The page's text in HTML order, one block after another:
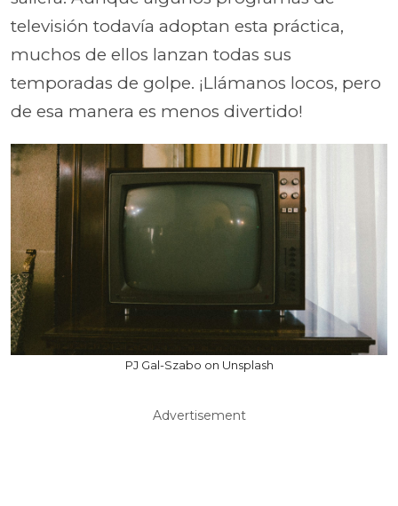
televisión todavía adoptan esta práctica,
muchos de ellos lanzan todas sus
temporadas de golpe. ¡Llámanos locos, pero
de esa manera es menos divertido!
PJ Gal-Szabo on Unsplash
Advertisement